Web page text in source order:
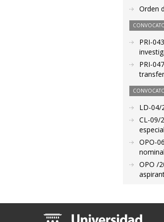
Orden
PRI-
PRI-
LD-04/
CL-09/
OPO-
OPO /